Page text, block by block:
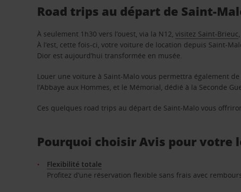
Road trips au départ de Saint-
À seulement 1h30 vers l’ouest, via la N12,visitez Saint-Brieuc
À l’est, cette fois-ci, votre voiture de location depuis Saint-
Dior est aujourd’hui transformée en musée.
Louer une voiture à Saint-Malo vous permettra également
l’Abbaye aux Hommes, et le Mémorial, dédié à la Seconde
Ces quelques road trips au départ de Saint-Malo vous
Pourquoi choisir Avis pour votre
Flexibilité totale
Profitez d’une réservation flexible sans frais avec